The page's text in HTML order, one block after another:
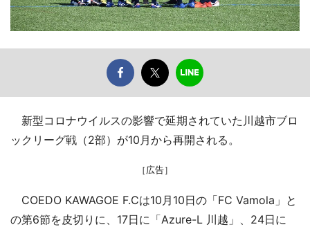
新型コロナウイルスの影響で延期されていた川越市ブロ
ックリーグ戦（2部）が10月から再開される。
［広告］
COEDO KAWAGOE F.Cは10月10日の「FC Vamola」と
の第6節を皮切りに、17日に「Azure-L 川越」、24日に